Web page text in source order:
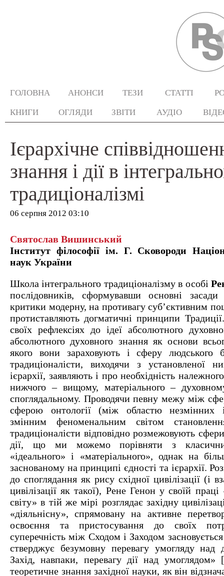
ГОЛОВНА АНОНСИ ТЕЗИ СТАТТІ
КНИГИ ОГЛЯДИ ЗВІТИ АУДІО
Ієрархічне
знання і дії в
традиціоналізмі
06 серпня 2012 03:10
Святослав Вишинський
Інститут філософії ім. Г. Сковороди
наук України
Школа інтегрального традиціоналізму в особі
послідовників, сформувавши основні засади
критики модерну, на противагу суб’єктивним
протиставляють догматичні принципи
своїх рефлексіях до ідеї абсолютного
абсолютного духовного знання як основи
якого вони зараховують і сферу людського
традиціоналісти, виходячи з установленої
ієрархії, заявляють і про необхідність
нижчого – вищому, матеріального –
споглядальному. Проводячи певну межу між
сферою онтології (між областю незмінних
змінним феноменальним світом
традиціоналісти відповідно розмежовують
дії, що ми можемо порівняти з
«ідеального» і «матеріального», однак на
заснованому на принципі єдності та ієрархії.
до споглядання як рису східної цивілізації (і
цивілізації як такої), Рене Генон у своїй
світу» в тій же мірі розглядає західну
«діяльнісну», спрямовану на активне
освоєння та пристосування до своїх
суперечність між Сходом і Заходом
стверджує безумовну перевагу умогляду над
Захід, навпаки, перевагу дії над
теоретичне знання західної науки, як він